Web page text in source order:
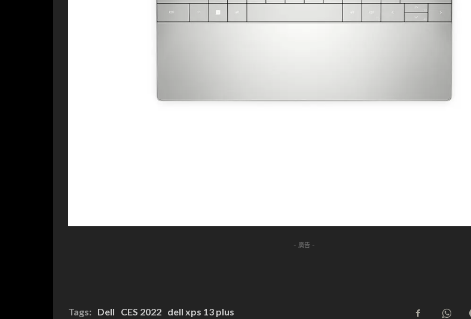
- 廣告 -
Tags: Dell CES 2022 dell xps 13 plus